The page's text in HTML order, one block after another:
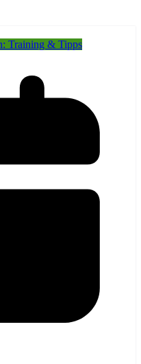
Training & Tipps